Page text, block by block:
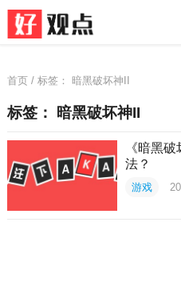
首页/ 标签： 暗黑破坏神II
标签： 暗黑破坏神II
《暗黑
法？
游戏